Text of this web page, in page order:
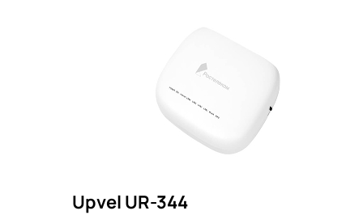
Upvel UR-344